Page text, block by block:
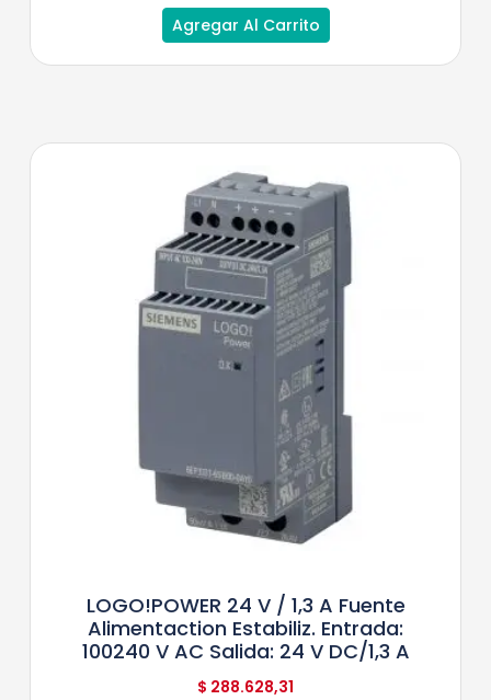
Agregar Al Carrito
LOGO!POWER 24 V / 1,3 A Fuente
Alimentaction Estabiliz. Entrada:
100240 V AC Salida: 24 V DC/1,3 A
$ 288.628,31